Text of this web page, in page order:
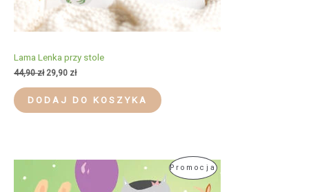
Lama Lenka przy stole
44,90zł Pierwotna
44,90 zł.
29,90 złAktualna
29,90 zł.
DODAJ DO KOSZYKA
PromocjaProdukt